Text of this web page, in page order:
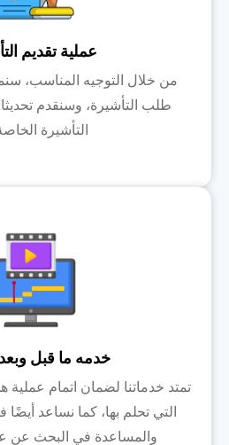
عملية تقديم
من خلال التوجيه المناسب،
طلب التأشيرة، وسنقدم
التأشيرة
خدمه ما قبل
تمتد خدماتنا لضمان اتمام
التي تحلم بها، كما نساعد
والمساعدة في البحث عن